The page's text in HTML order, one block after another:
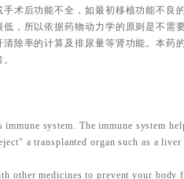
术后功能不全，如最初移植功能不良
，所以依据药物动力学的原则是不需
除率的计算及排尿量等肾功能。本药
system. The immune system
a transplanted organ such as a
other medicines to prevent your